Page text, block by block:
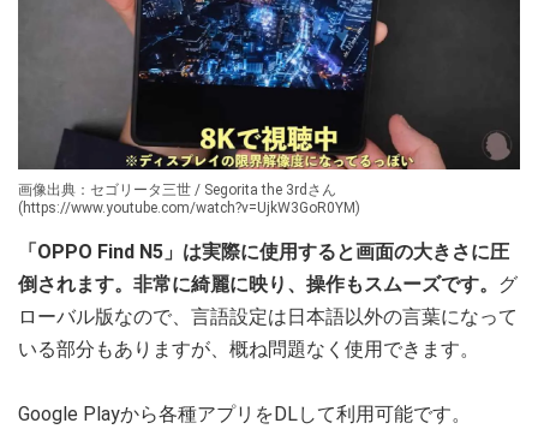
画像出典：セゴリータ三世 / Segorita the 3rdさん
(https://www.youtube.com/watch?v=UjkW3GoR0YM)
「OPPO Find N5」は実際に使用すると画面の大きさに圧
倒されます。非常に綺麗に映り、操作もスムーズです。 グ
ローバル版なので、言語設定は日本語以外の言葉になって
いる部分もありますが、概ね問題なく使用できます。
Google Playから各種アプリをDLして利用可能です。